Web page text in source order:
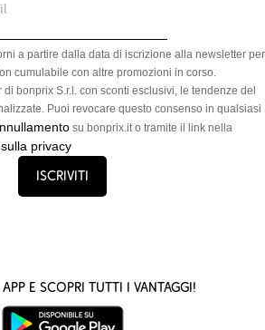
a partire dalla data di iscrizione alla newsletter per
cumulabile con altre promozioni in corso.
bonprix S.r.l. con sconti esclusivi, le tendenze del
Puoi revocare questo consenso in qualsiasi
su bonprix.it o tramite il link nella
privacy
Iscriviti
e scopri tutti i vantaggi!